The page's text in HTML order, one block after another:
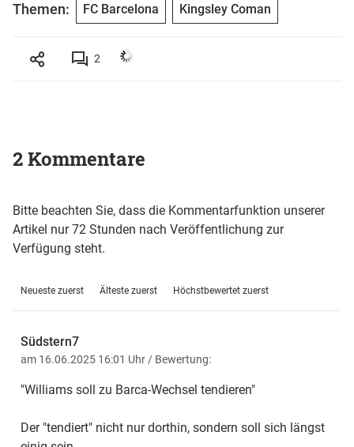
Themen: FC Barcelona Kingsley Coman
2
2 Kommentare
Bitte beachten Sie, dass die Kommentarfunktion unserer
Artikel nur 72 Stunden nach Veröffentlichung zur
Verfügung steht.
Neueste zuerst Älteste zuerst Höchstbewertet zuerst
Südstern7
am 16.06.2025 16:01 Uhr / Bewertung:
"Williams soll zu Barca-Wechsel tendieren"
Der "tendiert" nicht nur dorthin, sondern soll sich längst